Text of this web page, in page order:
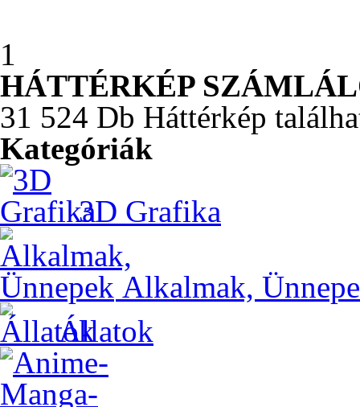
1
HÁTTÉRKÉP
31 524 Db Háttérkép
Kategóriák
3D Grafika
Alkalmak,
Állatok